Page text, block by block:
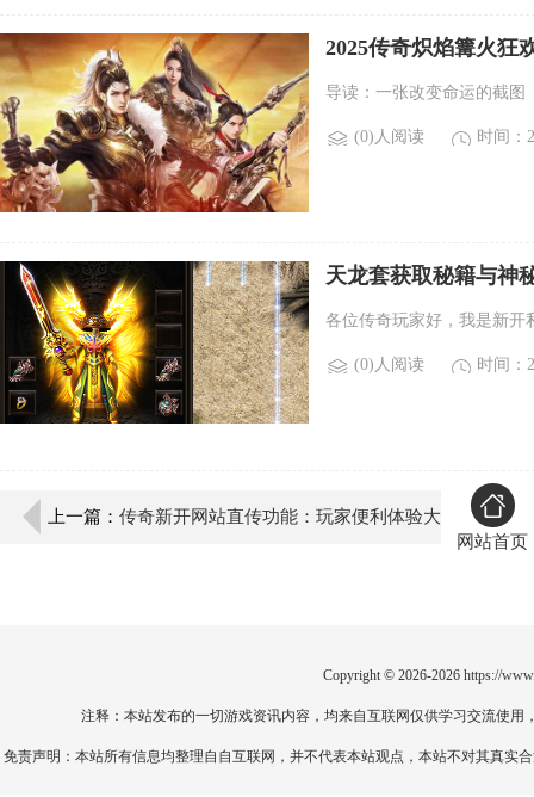
2025传奇炽焰篝火狂
导读：一张改变命运的截图
(0)人阅读 时间：
天龙套获取秘籍与神
各位传奇玩家好，我是新开
(0)人阅读 时间：
上一篇： 传奇新开网站直传功能：玩家便利体验大
网站首页
Copyright © 2026-2026 https://
注释：本站发布的一切游戏资讯内容，均来自互联网仅供学习交流使
免责声明：本站所有信息均整理自自互联网，并不代表本站观点，本站不对其真实